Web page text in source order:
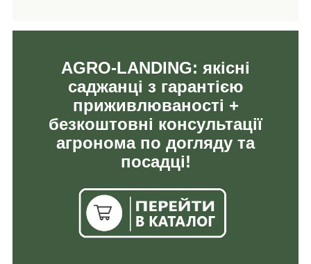
AGRO-LANDING: якісні
саджанці з гарантією
приживлюваності +
безкоштовні консультації
агронома по догляду та
посадці!